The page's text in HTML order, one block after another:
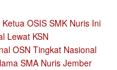
OSIS SMK Nuris Ini
Lewat KSN
OSN Tingkat Nasional
SMA Nuris Jember